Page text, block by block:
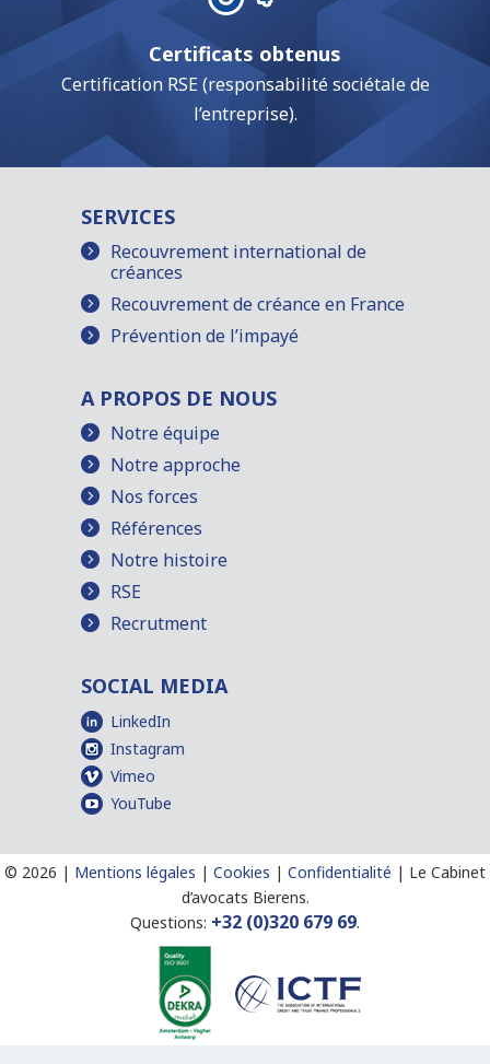
Certificats obtenus
Certification RSE (responsabilité sociétale de
l’entreprise).
SERVICES
Recouvrement international de
créances
Recouvrement de créance en France
Prévention de l’impayé
A PROPOS DE NOUS
Notre équipe
Notre approche
Nos forces
Références
Notre histoire
RSE
Recrutment
SOCIAL MEDIA
LinkedIn
Instagram
Vimeo
YouTube
© 2026 | Mentions légales | Cookies | Confidentialité | Le Cabinet
d’avocats Bierens.
Questions: +32 (0)320 679 69.